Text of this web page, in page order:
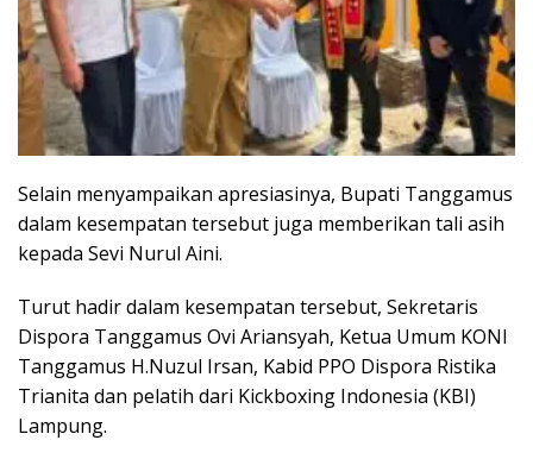
Selain menyampaikan apresiasinya, Bupati Tanggamus
dalam kesempatan tersebut juga memberikan tali asih
kepada Sevi Nurul Aini.
Turut hadir dalam kesempatan tersebut, Sekretaris
Dispora Tanggamus Ovi Ariansyah, Ketua Umum KONI
Tanggamus H.Nuzul Irsan, Kabid PPO Dispora Ristika
Trianita dan pelatih dari Kickboxing Indonesia (KBI)
Lampung.